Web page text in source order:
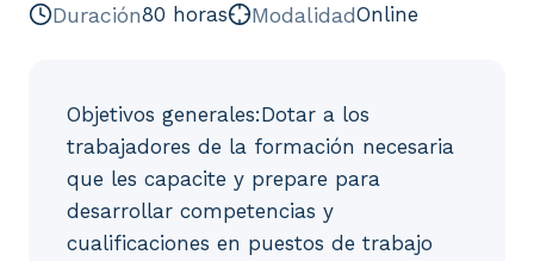
Duración80 horas ModalidadOnline
Objetivos generales:Dotar a los
trabajadores de la formación necesaria
que les capacite y prepare para
desarrollar competencias y
cualificaciones en puestos de trabajo